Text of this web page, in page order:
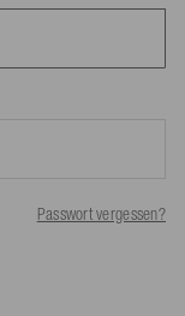
Passwort vergessen?